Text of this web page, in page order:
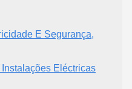
E Segurança,
Eléctricas